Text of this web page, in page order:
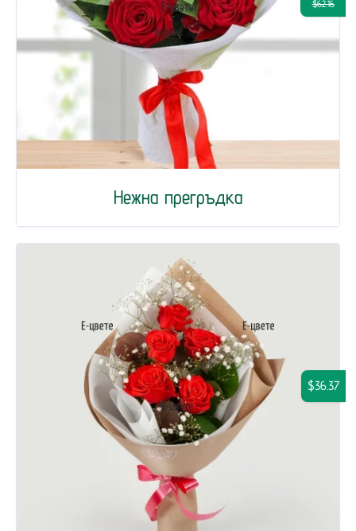
Нежна прегръдка
$62.16
$36.37